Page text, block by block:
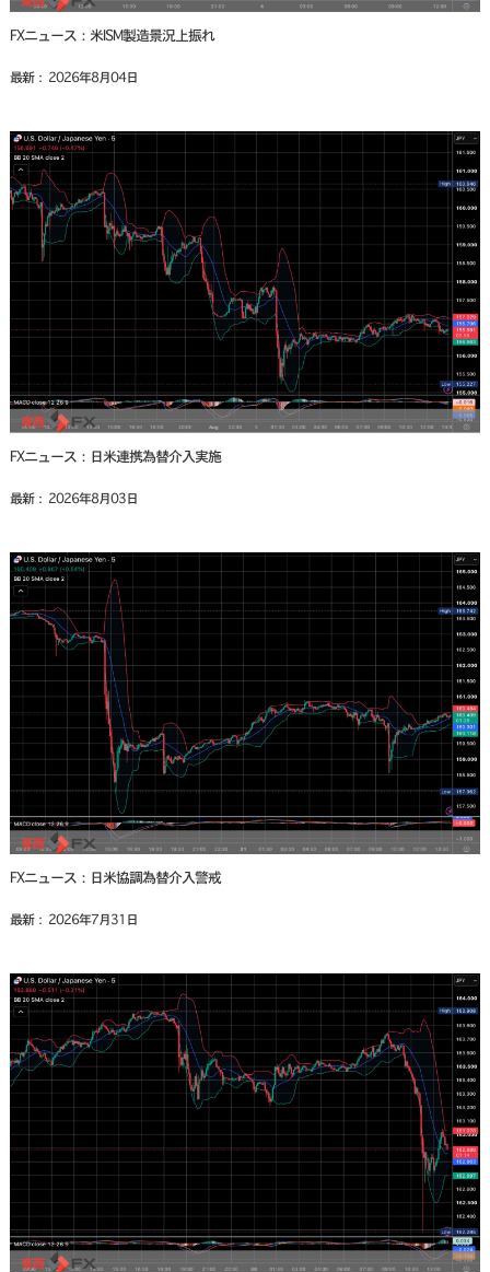
FXニュース：米ISM製造景況上振れ
最新： 2026年8月04日
FXニュース：日米連携為替介入実施
最新： 2026年8月03日
FXニュース：日米協調為替介入警戒
最新： 2026年7月31日